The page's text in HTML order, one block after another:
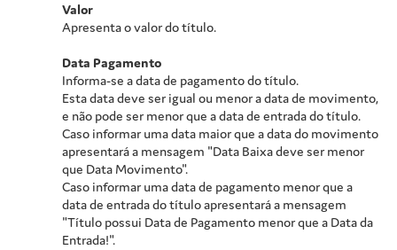
Valor
Apresenta o valor do título.
Data Pagamento
Informa-se a data de pagamento do título.
Esta data deve ser igual ou menor a data de movimento,
e não pode ser menor que a data de entrada do título.
Caso informar uma data maior que a data do movimento
apresentará a mensagem "Data Baixa deve ser menor
que Data Movimento".
Caso informar uma data de pagamento menor que a
data de entrada do título apresentará a mensagem
"Título possui Data de Pagamento menor que a Data da
Entrada!".